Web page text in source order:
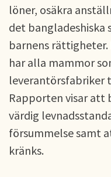
löner, osäkra
det
barnens rättigheter.
har alla mammor
leverantörsfabriker
Rapporten visar att
värdig
försummelse samt
kränks.